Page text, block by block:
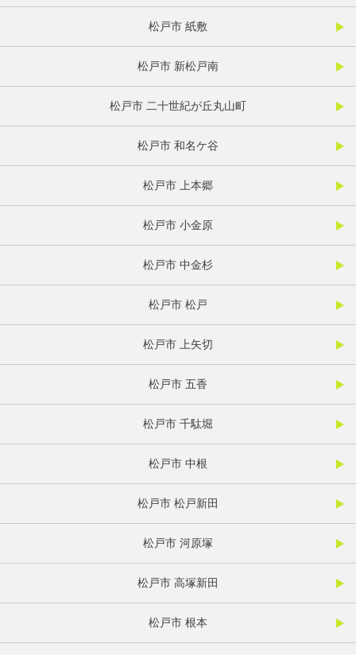
松戸市 紙敷
松戸市 新松戸南
松戸市 二十世紀が丘丸山町
松戸市 和名ケ谷
松戸市 上本郷
松戸市 小金原
松戸市 中金杉
松戸市 松戸
松戸市 上矢切
松戸市 五香
松戸市 千駄堀
松戸市 中根
松戸市 松戸新田
松戸市 河原塚
松戸市 高塚新田
松戸市 根本